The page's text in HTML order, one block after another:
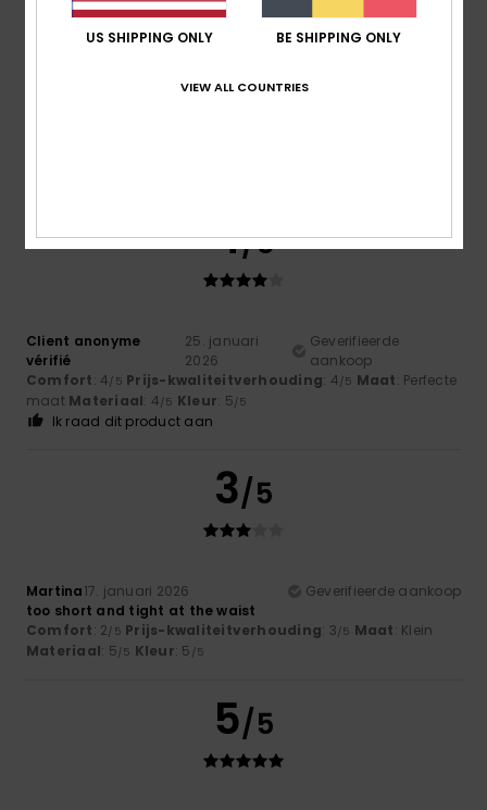
that it’s quite short which for my daughter is fine as she
4/5
Client anonyme
vérifié
25. januari
2026
Geverifieerde
aankoop
Comfort: 4/5 Prijs-kwaliteitverhouding: 4/5 Maat: Perfecte
maat Materiaal: 4/5 Kleur: 5/5
Ik raad dit product aan
3/5
Martina17. januari 2026
Geverifieerde aankoop
too short and tight at the waist
Comfort: 2/5 Prijs-kwaliteitverhouding: 3/5 Maat: Klein
Materiaal: 5/5 Kleur: 5 /5
5/5
US SHIPPING ONLY BE SHIPPING ONLY
VIEW ALL COUNTRIES